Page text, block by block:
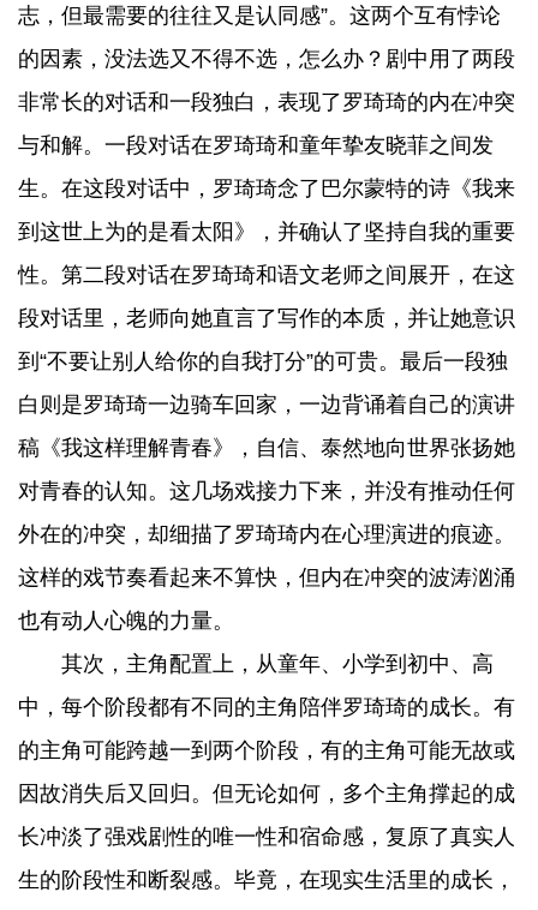
志，但最需要的往往又是认同感”。这两个互有悖论
的因素，没法选又不得不选，怎么办？剧中用了两段
非常长的对话和一段独白，表现了罗琦琦的内在冲突
与和解。一段对话在罗琦琦和童年挚友晓菲之间发
生。在这段对话中，罗琦琦念了巴尔蒙特的诗《我来
到这世上为的是看太阳》，并确认了坚持自我的重要
性。第二段对话在罗琦琦和语文老师之间展开，在这
段对话里，老师向她直言了写作的本质，并让她意识
到“不要让别人给你的自我打分”的可贵。最后一段独
白则是罗琦琦一边骑车回家，一边背诵着自己的演讲
稿《我这样理解青春》，自信、泰然地向世界张扬她
对青春的认知。这几场戏接力下来，并没有推动任何
外在的冲突，却细描了罗琦琦内在心理演进的痕迹。
这样的戏节奏看起来不算快，但内在冲突的波涛汹涌
也有动人心魄的力量。
其次，主角配置上，从童年、小学到初中、高
中，每个阶段都有不同的主角陪伴罗琦琦的成长。有
的主角可能跨越一到两个阶段，有的主角可能无故或
因故消失后又回归。但无论如何，多个主角撑起的成
长冲淡了强戏剧性的唯一性和宿命感，复原了真实人
生的阶段性和断裂感。毕竟，在现实生活里的成长，